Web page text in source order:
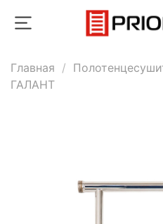
Главная
ГАЛАНТ